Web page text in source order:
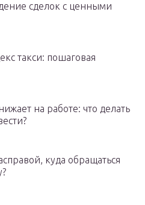
сделок с ценными
такси: пошаговая
на работе: что делать
куда обращаться